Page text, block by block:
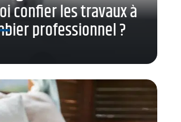
confier les travaux à
professionnel ?